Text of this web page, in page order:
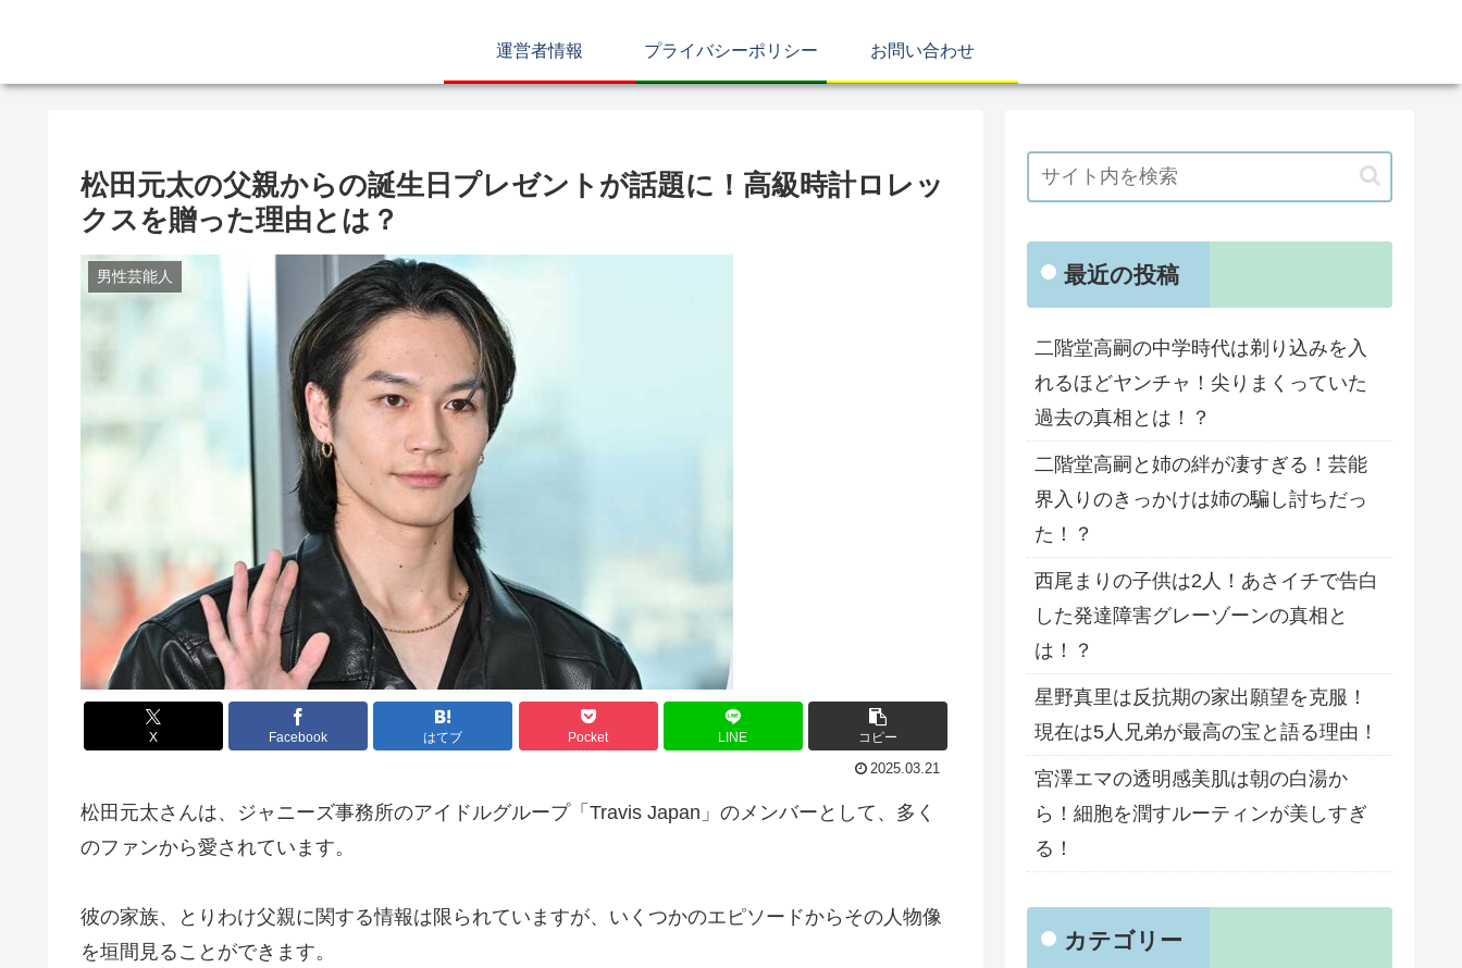
運営者情報 プライバシーポリシー お問い合わせ
松田元太の父親からの誕生日プレゼントが話題に！高級時計ロレッ
クスを贈った理由とは？
男性芸能人
X Facebook はてブ Pocket LINE コピー
2025.03.21
松田元太さんは、ジャニーズ事務所のアイドルグループ「Travis Japan」のメンバーとして、多く
のファンから愛されています。
彼の家族、とりわけ父親に関する情報は限られていますが、いくつかのエピソードからその人物像
を垣間見ることができます。
最近の投稿
二階堂高嗣の中学時代は剃り込みを入
れるほどヤンチャ！尖りまくっていた
過去の真相とは！？
二階堂高嗣と姉の絆が凄すぎる！芸能
界入りのきっかけは姉の騙し討ちだっ
た！？
西尾まりの子供は2人！あさイチで告白
した発達障害グレーゾーンの真相と
は！？
星野真里は反抗期の家出願望を克服！
現在は5人兄弟が最高の宝と語る理由！
宮澤エマの透明感美肌は朝の白湯か
ら！細胞を潤すルーティンが美しすぎ
る！
カテゴリー